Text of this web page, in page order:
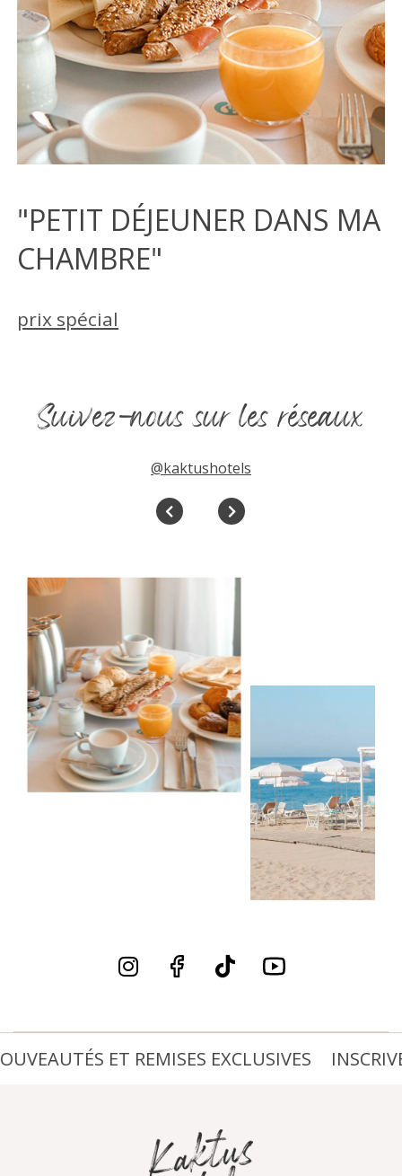
"PETIT DÉJEUNER DANS MA
CHAMBRE"
prix spécial
Suivez-nous sur les réseaux
@kaktushotels
ET REMISES EXCLUSIVES